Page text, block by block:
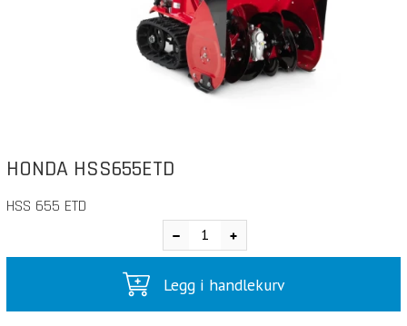
HONDA HSS655ETD
HSS 655 ETD
Legg i handlekurv